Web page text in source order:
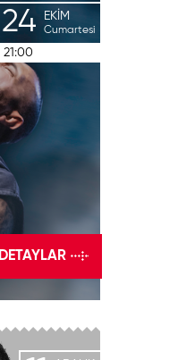
24 EKIM
Cumartesi
21:00
DETAYLAR